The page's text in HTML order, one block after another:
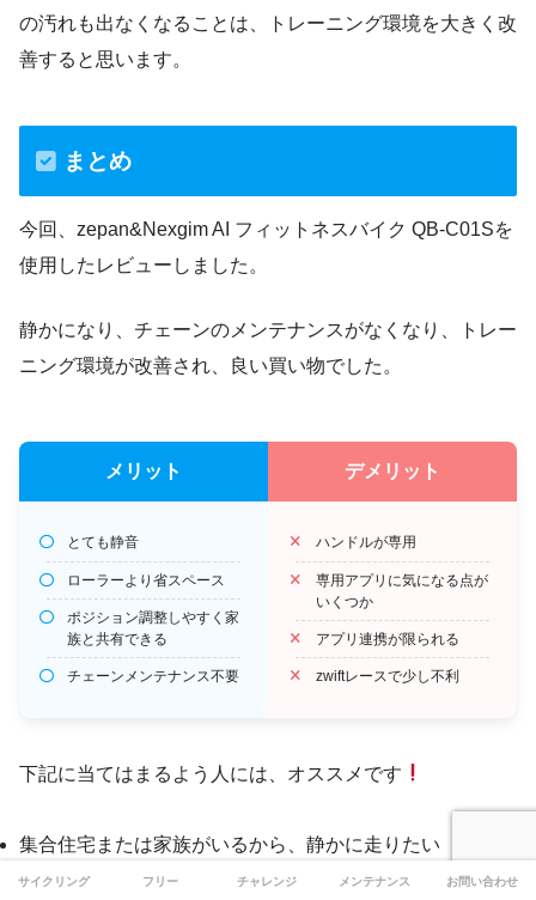
の汚れも出なくなることは、トレーニング環境を大きく改
善すると思います。
まとめ
今回、zepan&Nexgim AI フィットネスバイク QB-C01Sを
使用したレビューしました。
静かになり、チェーンのメンテナンスがなくなり、トレー
ニング環境が改善され、良い買い物でした。
メリット
とても静音
ローラーより省スペース
ポジション調整しやすく家
族と共有できる
チェーンメンテナンス不要
デメリット
ハンドルが専用
専用アプリに気になる点が
いくつか
アプリ連携が限られる
zwiftレースで少し不利
下記に当てはまるよう人には、オススメです
集合住宅または家族がいるから、静かに走りたい
運動用に家族と共用している
サイクリング フリー チャレンジ メンテナンス お問い合わせ